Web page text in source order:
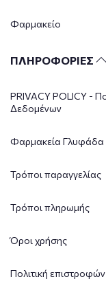
Φαρμακείο
ΠΛΗΡΟΦΟΡΙΕΣ
PRIVACY POLICY -
Δεδομένων
Φαρμακεία Γλυφάδα
Τρόποι παραγγελίας
Τρόποι πληρωμής
Όροι χρήσης
Πολιτική επιστροφών